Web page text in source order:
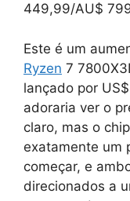
449,99/AU$
Este é um
Ryzen 7
lançado por
adoraria ver o
claro, mas o
exatamente um
começar, e
direcionados a